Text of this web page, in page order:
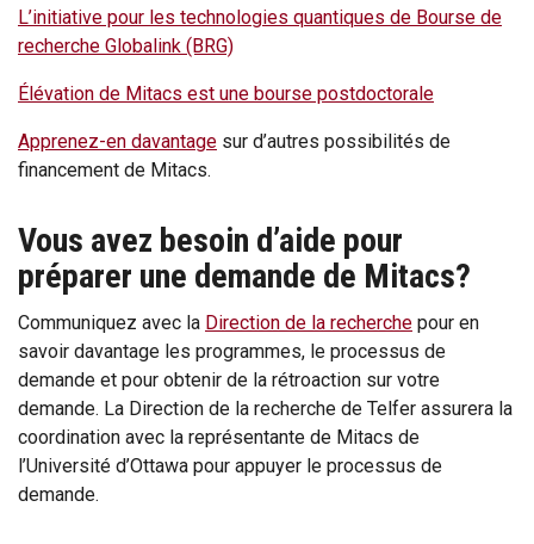
L’initiative pour les technologies quantiques de Bourse de
recherche Globalink (BRG)
Élévation de Mitacs est une bourse postdoctorale
Apprenez-en davantage sur d’autres possibilités de
financement de Mitacs.
Vous avez besoin d’aide pour
préparer une demande de Mitacs?
Communiquez avec la Direction de la recherche pour en
savoir davantage les programmes, le processus de
demande et pour obtenir de la rétroaction sur votre
demande. La Direction de la recherche de Telfer assurera la
coordination avec la représentante de Mitacs de
l’Université d’Ottawa pour appuyer le processus de
demande.